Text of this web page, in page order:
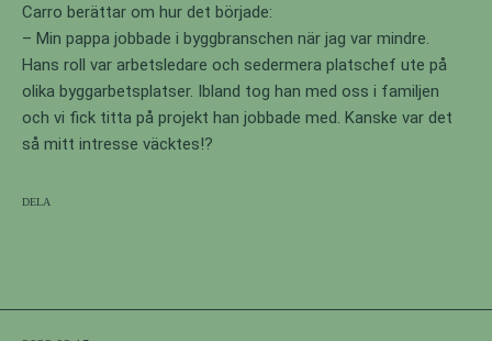
Carro berättar om hur det började:
– Min pappa jobbade i byggbranschen när jag var mindre.
Hans roll var arbetsledare och sedermera platschef ute på
olika byggarbetsplatser. Ibland tog han med oss i familjen
och vi fick titta på projekt han jobbade med. Kanske var det
så mitt intresse väcktes!?